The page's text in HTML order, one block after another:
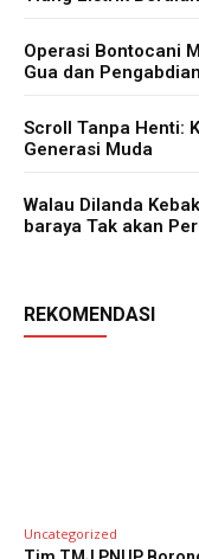
Operasi Bontocani
Gua dan
Scroll Tanpa Henti:
Generasi Muda
Walau Dilanda
baraya Tak akan
REKOMENDASI
Uncategorized